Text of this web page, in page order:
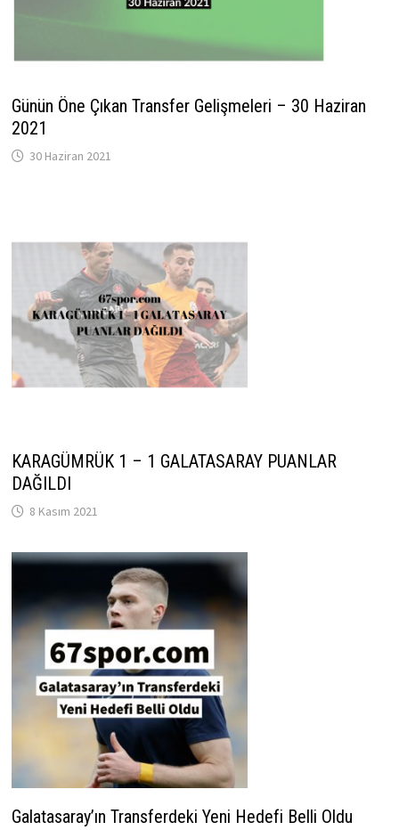
Günün Öne Çıkan Transfer Gelişmeleri – 30 Haziran
2021
30 Haziran 2021
KARAGÜMRÜK 1 – 1 GALATASARAY PUANLAR
DAĞILDI
8 Kasım 2021
Galatasaray’ın Transferdeki Yeni Hedefi Belli Oldu